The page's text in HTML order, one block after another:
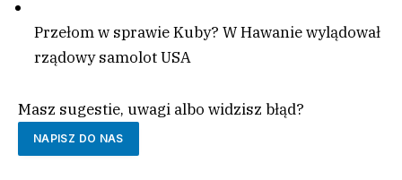
Przełom w sprawie Kuby? W Hawanie wylądował
rządowy samolot USA
Masz sugestie, uwagi albo widzisz błąd?
NAPISZ DO NAS